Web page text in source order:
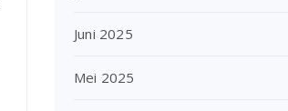
Juni 2025
Mei 2025